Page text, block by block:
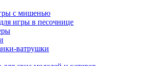
с мишенью
игры в песочнице
ватрушки